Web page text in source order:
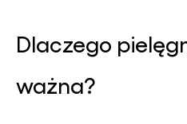
Dlaczego
ważna?